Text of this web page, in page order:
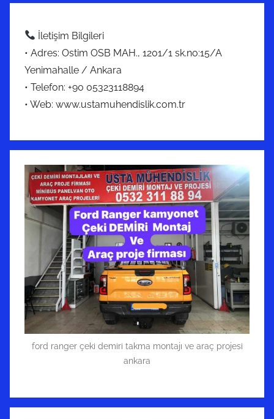
İletişim Bilgileri
• Adres: Ostim OSB MAH., 1201/1 sk.no:15/A
Yenimahalle / Ankara
• Telefon: +90 05323118894
• Web: www.ustamuhendislik.com.tr
ford ranger çeki demiri takma montajı ve araç projesi
ankara